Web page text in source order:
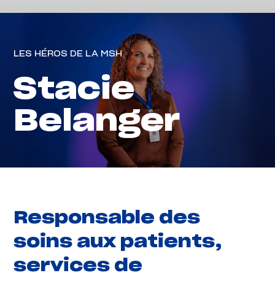
LES HÉROS DE LA MSH
Stacie
Belanger
Responsable des
soins aux patients,
services de